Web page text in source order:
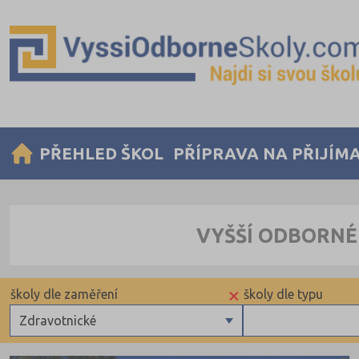
PŘEHLED ŠKOL PŘÍPRAVA NA
VYŠŠÍ
školy dle typu
×
Zdravotnické
školy dle zaměření